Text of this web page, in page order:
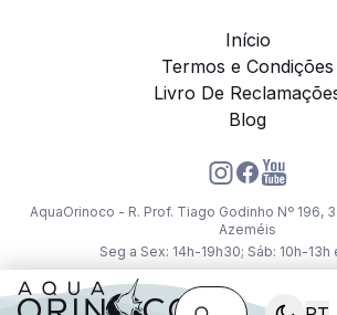
Início
Termos e Condições
Livro De
Blog
AquaOrinoco - R. Prof. Tiago Godinho Nº 196,
Azeméis
Seg a Sex: 14h-19h30; Sáb: 10h-13h